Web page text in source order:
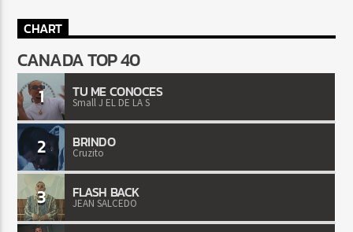
CHART
CANADA TOP 40
1 TU ME CONOCES
Small J EL DE LA S
2 BRINDO
Cruzito
3 FLASH BACK
JEAN SALCEDO